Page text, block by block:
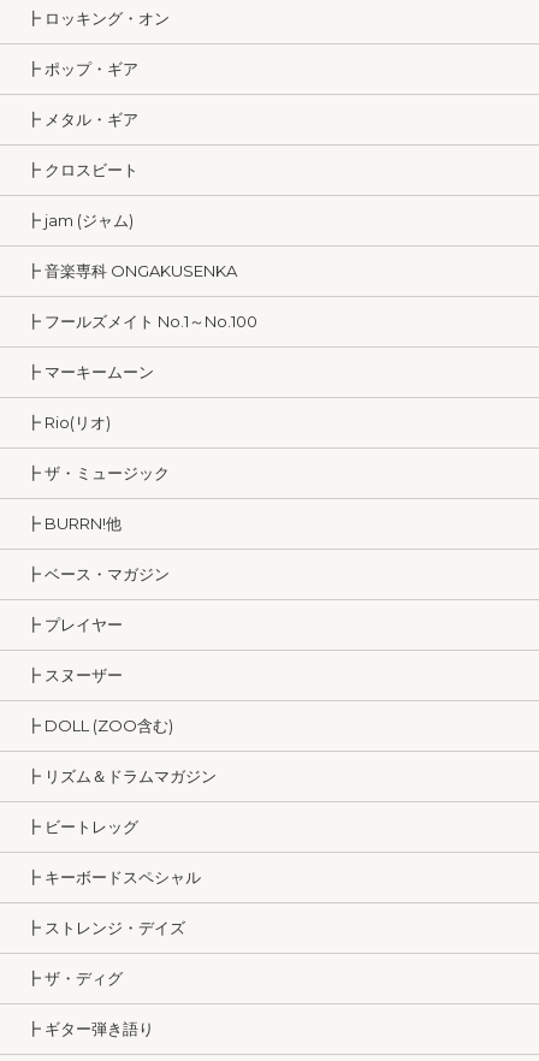
┣ ロッキング・オン
┣ ポップ・ギア
┣ メタル・ギア
┣ クロスビート
┣ jam (ジャム)
┣ 音楽専科 ONGAKUSENKA
┣ フールズメイト No.1～No.100
┣ マーキームーン
┣ Rio(リオ)
┣ ザ・ミュージック
┣ BURRN!他
┣ ベース・マガジン
┣ プレイヤー
┣ スヌーザー
┣ DOLL (ZOO含む)
┣ リズム＆ドラムマガジン
┣ ビートレッグ
┣ キーボードスペシャル
┣ ストレンジ・デイズ
┣ ザ・ディグ
┣ ギター弾き語り